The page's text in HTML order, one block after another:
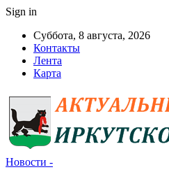
Sign in
Суббота, 8 августа, 2026
Контакты
Лента
Карта
Новости -